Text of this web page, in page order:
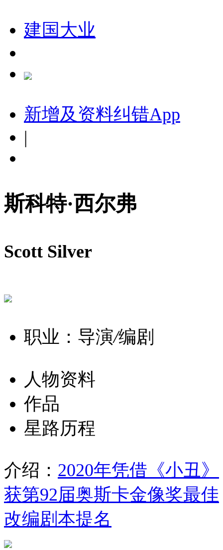
建国大业
新增及资料纠错App
|
斯科特·西尔弗
Scott Silver
职业：导演/编剧
人物资料
作品
星路历程
介绍： 2020年凭借《小丑》
获第92届奥斯卡金像奖最佳
改编剧本提名